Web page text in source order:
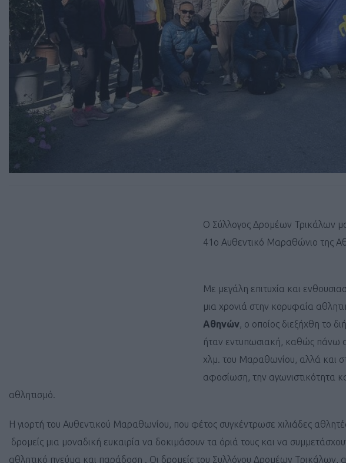
Ο Σύλλογος Δρομέων Τρικάλων
41ο Αυθεντικό Μαραθώνιο της
Με μεγάλη επιτυχία και
μια χρονιά στην κορυφαία
Αθηνών, ο οποίος διεξήχθη το
ήταν εντυπωσιακή, καθώς πάνω
χλμ. του Μαραθωνίου, αλλά και
αφοσίωση, την αγωνιστικότητα
αθλητισμό.
Η γιορτή του Αυθεντικού Μαραθωνίου, που φέτος συγκέντρωσε χιλιάδες
δρομείς μια μοναδική ευκαιρία να δοκιμάσουν τα όριά τους και να
αθλητικό πνεύμα και παράδοση . Οι δρομείς του Συλλόγου Δρομέων Τρικάλων,